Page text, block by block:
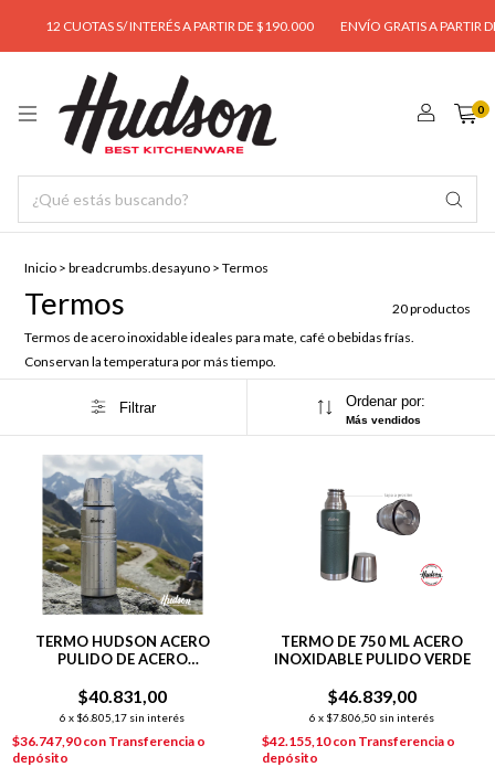
12 CUOTAS S/ INTERÉS A PARTIR DE $190.000 ENVÍO GRATIS A PARTIR DE
0
Inicio > breadcrumbs.desayuno > Termos
Termos
20 productos
Termos de acero inoxidable ideales para mate, café o bebidas frías.
Conservan la temperatura por más tiempo.
Filtrar Ordenar por:
Más vendidos
TERMO HUDSON ACERO
PULIDO DE ACERO
$40.831,00
6 x $6.805,17 sin interés
$36.747,90con Transferencia o
depósito
TERMO DE 750 ML ACERO
INOXIDABLE PULIDO VERDE
$46.839,00
6 x $7.806,50 sin interés
$42.155,10con Transferencia o
depósito